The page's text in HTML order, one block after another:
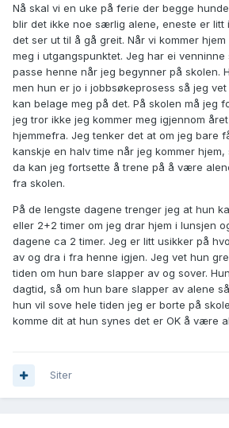
Nå skal vi en uke på ferie der begge
blir det ikke noe særlig alene, eneste er litt
det ser ut til å gå greit. Når vi kommer
meg i utgangspunktet. Jeg har ei venninne
passe henne når jeg begynner på skolen.
men hun er jo i jobbsøkeprosess så jeg
kan belage meg på det. På skolen må jeg
jeg tror ikke jeg kommer meg igjennom
hjemmefra. Jeg tenker det at om jeg bare
kanskje en halv time når jeg kommer
da kan jeg fortsette å trene på å være
fra skolen.
På de lengste dagene trenger jeg at hun
eller 2+2 timer om jeg drar hjem i lunsjen
dagene ca 2 timer. Jeg er litt usikker på
av og dra i fra henne igjen. Jeg vet hun
tiden om hun bare slapper av og sover.
dagtid, så om hun bare slapper av alene
hun vil sove hele tiden jeg er borte på
komme dit at hun synes det er OK å være
Siter